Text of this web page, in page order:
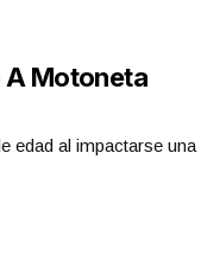
A Motoneta
edad al impactarse una